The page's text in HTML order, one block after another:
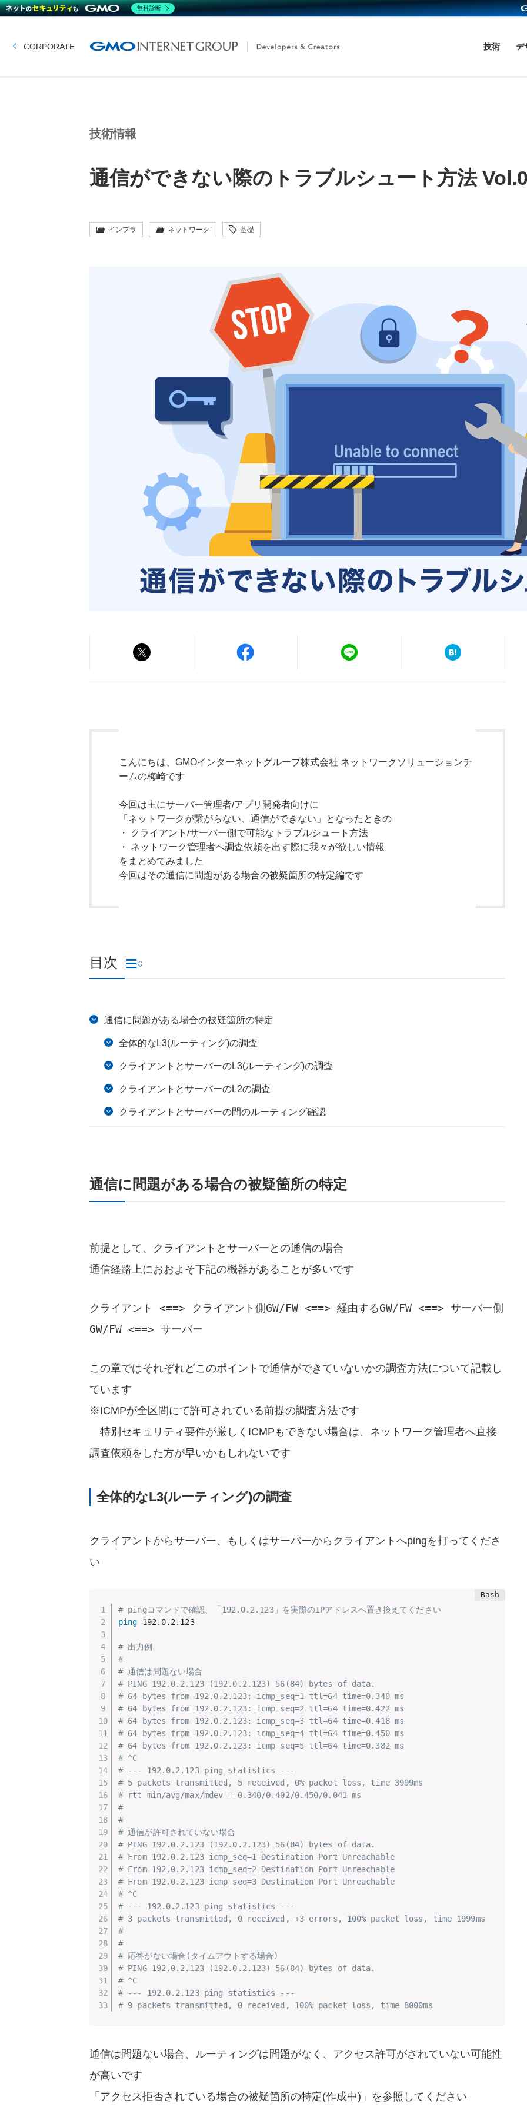
CORPORATE 技術 デ
技術情報
通信ができない際のトラブルシュート方法
インフラ ネットワーク 基礎
こんにちは、GMOインターネットグループ株式会社 ネットワークソリューションチ
ームの梅崎です
今回は主にサーバー管理者/アプリ開発者向けに
「ネットワークが繋がらない、通信ができない」となったときの
・ クライアント/サーバー側で可能なトラブルシュート方法
・ ネットワーク管理者へ調査依頼を出す際に我々が欲しい情報
をまとめてみました
今回はその通信に問題がある場合の被疑箇所の特定編です
目次
通信に問題がある場合の被疑箇所の特定
全体的なL3(ルーティング)の調査
クライアントとサーバーのL3(ルーティング)の調査
クライアントとサーバーのL2の調査
クライアントとサーバーの間のルーティング確認
通信に問題がある場合の被疑箇所の特定
前提として、クライアントとサーバーとの通信の場合
通信経路上におおよそ下記の機器があることが多いです
クライアント <==> クライアント側GW/FW <==> 経由するGW/FW <==> サーバー側
GW/FW <==> サーバー
この章ではそれぞれどこのポイントで通信ができていないかの調査方法について記載し
ています
※ICMPが全区間にて許可されている前提の調査方法です
特別セキュリティ要件が厳しくICMPもできない場合は、ネットワーク管理者へ直接
調査依頼をした方が早いかもしれないです
全体的なL3(ルーティング)の調査
クライアントからサーバー、もしくはサーバーからクライアントへpingを打ってくださ
い
# pingコマンドで確認、「192.0.2.123」を実際のIPアドレスへ置き換えてください
ping 192.0.2.123
# 出力例
#
# 通信は問題ない場合
# PING 192.0.2.123 (192.0.2.123) 56(84) bytes of data.
# 64 bytes from 192.0.2.123: icmp_seq=1 ttl=64 time=0.340 ms
# 64 bytes from 192.0.2.123: icmp_seq=2 ttl=64 time=0.422 ms
# 64 bytes from 192.0.2.123: icmp_seq=3 ttl=64 time=0.418 ms
# 64 bytes from 192.0.2.123: icmp_seq=4 ttl=64 time=0.450 ms
# 64 bytes from 192.0.2.123: icmp_seq=5 ttl=64 time=0.382 ms
# ^C
# --- 192.0.2.123 ping statistics ---
# 5 packets transmitted, 5 received, 0% packet loss, time 3999ms
# rtt min/avg/max/mdev = 0.340/0.402/0.450/0.041 ms
#
#
# 通信が許可されていない場合
# PING 192.0.2.123 (192.0.2.123) 56(84) bytes of data.
# From 192.0.2.123 icmp_seq=1 Destination Port Unreachable
# From 192.0.2.123 icmp_seq=2 Destination Port Unreachable
# From 192.0.2.123 icmp_seq=3 Destination Port Unreachable
# ^C
# --- 192.0.2.123 ping statistics ---
# 3 packets transmitted, 0 received, +3 errors, 100% packet loss, time 1999ms
#
#
# 応答がない場合(タイムアウトする場合)
# PING 192.0.2.123 (192.0.2.123) 56(84) bytes of data.
# ^C
# --- 192.0.2.123 ping statistics ---
# 9 packets transmitted, 0 received, 100% packet loss, time 8000ms
通信は問題ない場合、ルーティングは問題がなく、アクセス許可がされていない可能性
が高いです
「アクセス拒否されている場合の被疑箇所の特定(作成中)」を参照してください
無料診断